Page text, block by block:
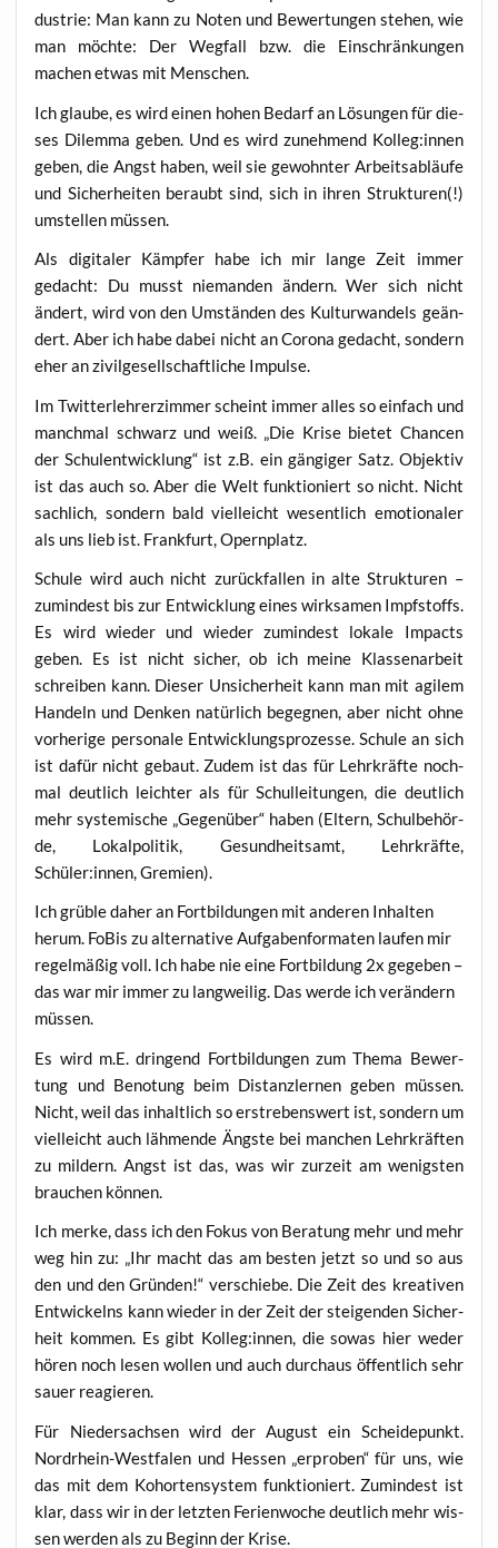
dus­trie: Man kann zu Noten und Bewer­tun­gen ste­hen, wie
man möch­te: Der Weg­fall bzw. die Ein­schrän­kun­gen
machen etwas mit Menschen.
Ich glau­be, es wird einen hohen Bedarf an Lösun­gen für die­
ses Dilem­ma geben. Und es wird zuneh­mend Kolleg:innen
geben, die Angst haben, weil sie gewohn­ter Arbeits­ab­läu­fe
und Sicher­hei­ten beraubt sind, sich in ihren Struk­tu­ren(!)
umstel­len müssen.
Als digi­ta­ler Kämp­fer habe ich mir lan­ge Zeit immer
gedacht: Du musst nie­man­den ändern. Wer sich nicht
ändert, wird von den Umstän­den des Kul­tur­wan­dels geän­
dert. Aber ich habe dabei nicht an Coro­na gedacht, son­dern
eher an zivil­ge­sell­schaft­li­che Impulse.
Im Twit­ter­leh­rer­zim­mer scheint immer alles so ein­fach und
manch­mal schwarz und weiß. „Die Kri­se bie­tet Chan­cen
der Schul­ent­wick­lung“ ist z.B. ein gän­gi­ger Satz. Objek­tiv
ist das auch so. Aber die Welt funk­tio­niert so nicht. Nicht
sach­lich, son­dern bald viel­leicht wesent­lich emo­tio­na­ler
als uns lieb ist. Frank­furt, Opernplatz.
Schu­le wird auch nicht zurück­fal­len in alte Struk­tu­ren –
zumin­dest bis zur Ent­wick­lung eines wirk­sa­men Impf­stoffs.
Es wird wie­der und wie­der zumin­dest loka­le Impacts
geben. Es ist nicht sicher, ob ich mei­ne Klas­sen­ar­beit
schrei­ben kann. Die­ser Unsi­cher­heit kann man mit agi­lem
Han­deln und Den­ken natür­lich begeg­nen, aber nicht ohne
vor­he­ri­ge per­so­na­le Ent­wick­lungs­pro­zes­se. Schu­le an sich
ist dafür nicht gebaut. Zudem ist das für Lehr­kräf­te noch­
mal deut­lich leich­ter als für Schul­lei­tun­gen, die deut­lich
mehr sys­te­mi­sche „Gegen­über“ haben (Eltern, Schul­be­hör­
de, Lokal­po­li­tik, Gesund­heits­amt, Lehr­kräf­te,
Schüler:innen, Gremien).
Ich grüb­le daher an Fort­bil­dun­gen mit ande­ren Inhal­ten
her­um. FoBis zu alter­na­ti­ve Auf­ga­ben­for­ma­ten lau­fen mir
regel­mä­ßig voll. Ich habe nie eine Fort­bil­dung 2x gege­ben –
das war mir immer zu lang­wei­lig. Das wer­de ich ver­än­dern
müssen.
Es wird m.E. drin­gend Fort­bil­dun­gen zum The­ma Bewer­
tung und Beno­tung beim Distanz­ler­nen geben müs­sen.
Nicht, weil das inhalt­lich so erstre­bens­wert ist, son­dern um
viel­leicht auch läh­men­de Ängs­te bei man­chen Lehr­kräf­ten
zu mil­dern. Angst ist das, was wir zur­zeit am wenigs­ten
brau­chen können.
Ich mer­ke, dass ich den Fokus von Bera­tung mehr und mehr
weg hin zu: „Ihr macht das am bes­ten jetzt so und so aus
den und den Grün­den!“ ver­schie­be. Die Zeit des krea­ti­ven
Ent­wi­ckelns kann wie­der in der Zeit der stei­gen­den Sicher­
heit kom­men. Es gibt Kolleg:innen, die sowas hier weder
hören noch lesen wol­len und auch durch­aus öffent­lich sehr
sau­er reagieren.
Für Nie­der­sach­sen wird der August ein Schei­de­punkt.
Nord­rhein-West­fa­len und Hes­sen „erpro­ben“ für uns, wie
das mit dem Kohor­ten­sys­tem funk­tio­niert. Zumin­dest ist
klar, dass wir in der letz­ten Feri­en­wo­che deut­lich mehr wis­
sen wer­den als zu Beginn der Krise.